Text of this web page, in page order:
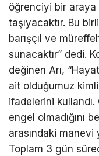
öğrenciyi bir
taşıyacaktır. Bu
barışçıl ve
sunacaktır” dedi.
değinen Arı,
ait olduğumuz
ifadelerini kullandı.
engel olmadığını
arasındaki manevi
Toplam 3 gün